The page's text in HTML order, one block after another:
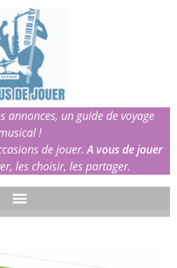
annonces, un guide de voyage
!
de jouer.A vous de jouer
les choisir, les partager.